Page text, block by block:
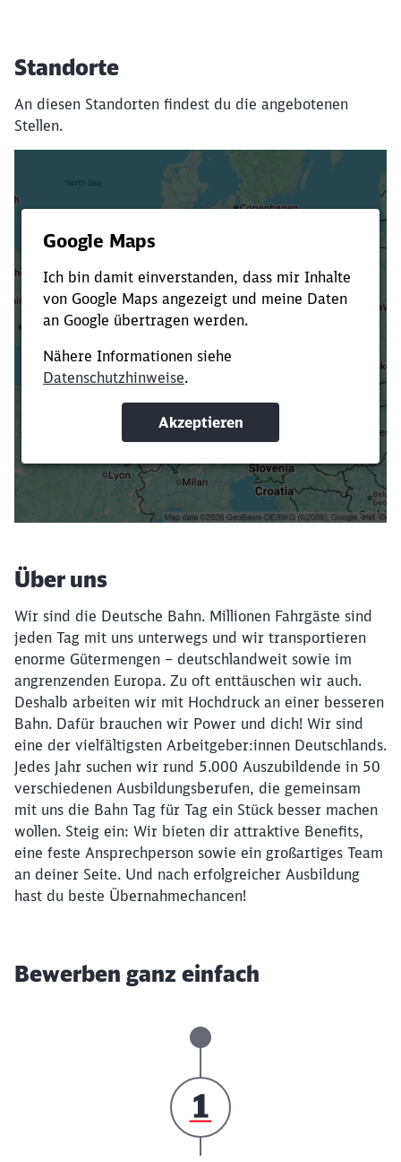
Standorte
An diesen Standorten findest du die angebotenen
Stellen.
Verkürze die Ladezeit, indem du Suchbegriffe
oder Filter hinzufügst.
Suchbegriffe eingeben
Filter setzen
Über uns
Wir sind die Deutsche Bahn. Millionen Fahrgäste sind
jeden Tag mit uns unterwegs und wir transportieren
enorme Gütermengen – deutschlandweit sowie im
angrenzenden Europa. Zu oft enttäuschen wir auch.
Deshalb arbeiten wir mit Hochdruck an einer besseren
Bahn. Dafür brauchen wir Power und dich! Wir sind
eine der vielfältigsten Arbeitgeber:innen Deutschlands.
Jedes Jahr suchen wir rund 5.000 Auszubildende in 50
verschiedenen Ausbildungsberufen, die gemeinsam
mit uns die Bahn Tag für Tag ein Stück besser machen
wollen. Steig ein: Wir bieten dir attraktive Benefits,
eine feste Ansprechperson sowie ein großartiges Team
an deiner Seite. Und nach erfolgreicher Ausbildung
hast du beste Übernahmechancen!
Bewerben ganz einfach